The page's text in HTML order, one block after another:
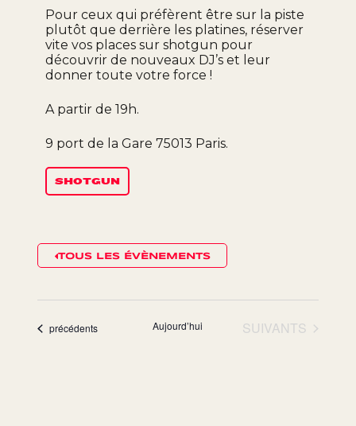
Pour ceux qui préfèrent être sur la piste
plutôt que derrière les platines, réserver
vite vos places sur shotgun pour
découvrir de nouveaux DJ’s et leur
donner toute votre force !
A partir de 19h.
9 port de la Gare 75013 Paris.
SHOTGUN
TOUS LES ÉVÈNEMENTS
Évènements
précédents Aujourd’hui ÉVÈNEMENTS
SUIVANTS